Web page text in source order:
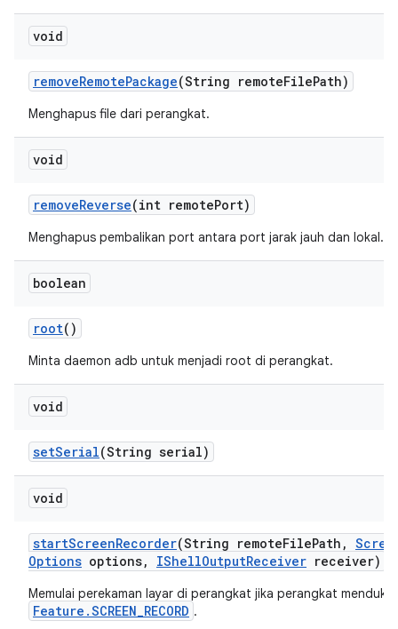
void
removeRemotePackage(String remoteFilePath)
Menghapus file dari perangkat.
void
removeReverse(int remotePort)
Menghapus pembalikan port antara port jarak jauh dan lokal.
boolean
root()
Minta daemon adb untuk menjadi root di perangkat.
void
setSerial(String serial)
void
startScreenRecorder(String remoteFilePath ,
Options options, IShellOutputReceiver receiver)
Memulai perekaman layar di perangkat jika perangkat
Feature.SCREEN_RECORD .